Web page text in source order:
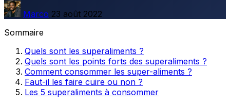
Marco 23 août 2022
Sommaire
Quels sont les superaliments ?
Quels sont les points forts des superaliments ?
Comment consommer les super-aliments ?
Faut-il les faire cuire ou non ?
Les 5 superaliments à consommer